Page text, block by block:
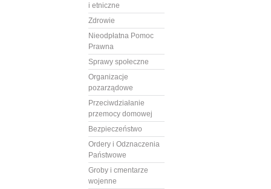
i etniczne
Zdrowie
Nieodpłatna Pomoc
Prawna
Sprawy społeczne
Organizacje
pozarządowe
Przeciwdziałanie
przemocy domowej
Bezpieczeństwo
Ordery i Odznaczenia
Państwowe
Groby i cmentarze
wojenne